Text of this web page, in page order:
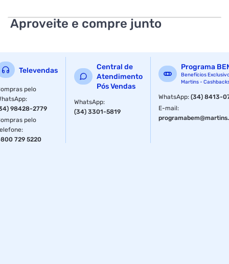
Aproveite e compre junto
Televendas
pelo
:
98428-2779
pelo
:
729 5220
Central de
Atendimento
Pós Vendas
WhatsApp:
(34) 3301-5819
Programa
Benefícios
Martins -
WhatsApp:(34) 8413-
E-mail: